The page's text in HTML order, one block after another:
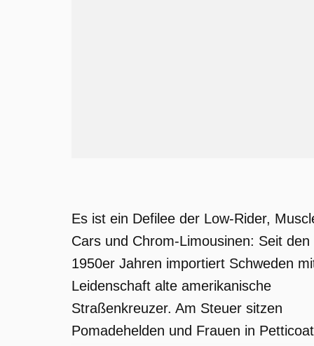
Es ist ein Defilee der Low-Rider,
Cars und Chrom-Limousinen: Seit den
1950er Jahren importiert Schweden
Leidenschaft alte amerikanische
Straßenkreuzer. Am Steuer sitzen
Pomadehelden und Frauen in